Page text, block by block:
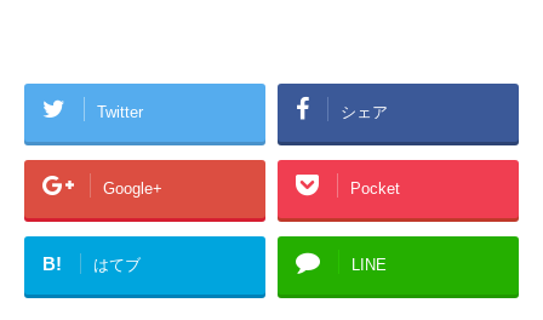
Twitter シェア
Google+ Pocket
B! はてブ LINE